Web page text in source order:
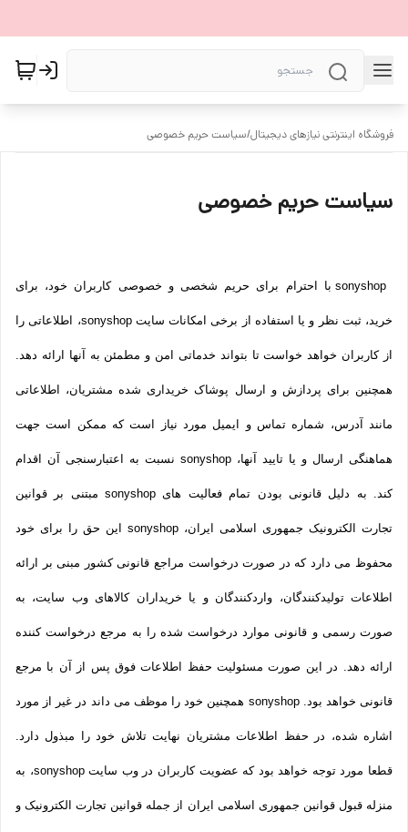
فروشگاه اینترنتی نیازهای دیجیتال/سیاست حریم خصوصی
سیاست حریم خصوصی
sonyshop با احترام برای حریم شخصی و خصوصی کاربران خود، برای
خرید، ثبت نظر و یا استفاده از برخی امکانات سایت sonyshop، اطلاعاتی را
از کاربران خواهد خواست تا بتواند خدماتی امن و مطمئن به آنها ارائه دهد.
همچنین برای پردازش و ارسال پوشاک خریداری شده مشتریان، اطلاعاتی
مانند آدرس، شماره تماس و ایمیل مورد نیاز است که ممکن است جهت
هماهنگی ارسال و یا تایید آنها، sonyshop نسبت به اعتبارسنجی آن اقدام
کند. به دلیل قانونی بودن تمام فعالیت های sonyshop مبتنی بر قوانین
تجارت الکترونیک جمهوری اسلامی ایران، sonyshop این حق را برای خود
محفوظ می دارد که در صورت درخواست مراجع قانونی کشور مبنی بر ارائه
اطلاعات تولیدکنندگان، واردکنندگان و یا خریداران کالاهای وب سایت، به
صورت رسمی و قانونی موارد درخواست شده را به مرجع درخواست کننده
ارائه دهد. در این صورت مسئولیت حفظ اطلاعات فوق پس از آن با مرجع
قانونی خواهد بود. sonyshop همچنین خود را موظف می داند در غیر از مورد
اشاره شده، در حفظ اطلاعات مشتریان نهایت تلاش خود را مبذول دارد.
قطعا مورد توجه خواهد بود که عضویت کاربران در وب سایت sonyshop، به
منزله قبول قوانین جمهوری اسلامی ایران از جمله قوانین تجارت الکترونیک و